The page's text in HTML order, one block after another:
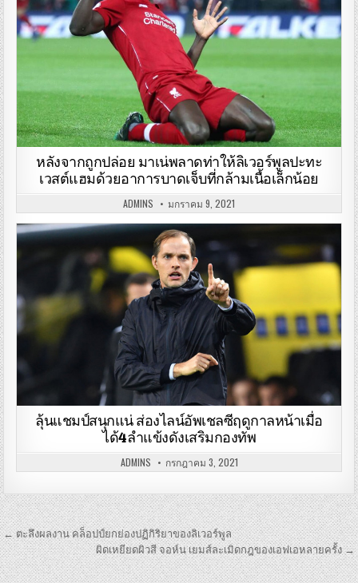
หลังจากถูกปล่อย มาเน่พลาดท่าให้ลิเวอร์พูลปะทะ
เวสต์แฮมด้วยอาการบาดเจ็บที่กล้ามเนื้อเล็กน้อย
ADMINS มกราคม 9, 2021
ลุ้นแชมป์สนุกแน่ ส่องไลน์อัพเชลซีฤดูกาลหน้าเมื่อ
ได้4ลำแข้งดังเสริมกองทัพ
ADMINS กรกฎาคม 3, 2021
เมนู
นำทาง
← ตะลึงผลงาน คล็อปป์ยกย่องปฏิกิริยาของลิเวอร์พูล
ผิดเหยียดผิวสี จอห์น เยมส์ละเมิดกฎของเอฟเอหลายครั้ง →